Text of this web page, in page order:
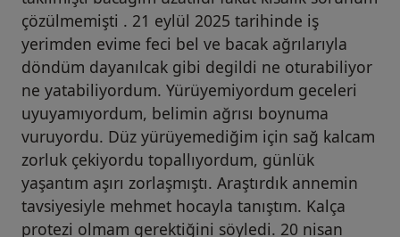
çözülmemişti . 21 eylül 2025 tarihinde iş
yerimden evime feci bel ve bacak ağrılarıyla
döndüm dayanılcak gibi degildi ne oturabiliyor
ne yatabiliyordum. Yürüyemiyordum geceleri
uyuyamıyordum, belimin ağrısı boynuma
vuruyordu. Düz yürüyemediğim için sağ kalcam
zorluk çekiyordu topallıyordum, günlük
yaşantım aşırı zorlaşmıştı. Araştırdık annemin
tavsiyesiyle mehmet hocayla tanıştım. Kalça
protezi olmam gerektiğini söyledi. 20 nisan